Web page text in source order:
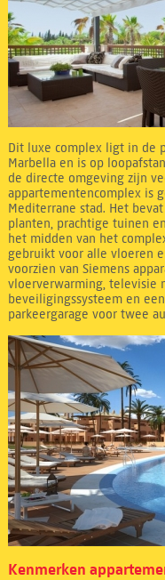
Dit luxe complex ligt in de
Marbella en is op
de directe omgeving zijn
appartementencomplex is
Mediterrane stad. Het
planten, prachtige tuinen
het midden van het
gebruikt voor alle vloeren
voorzien van Siemens
vloerverwarming, televisie
beveiligingssysteem en
parkeergarage voor twee
Kenmerken